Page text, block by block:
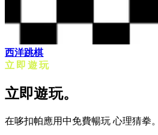
西洋跳棋
立即遊玩
立即遊玩。
在哆扣帕應用中免費暢玩 心理猜拳。